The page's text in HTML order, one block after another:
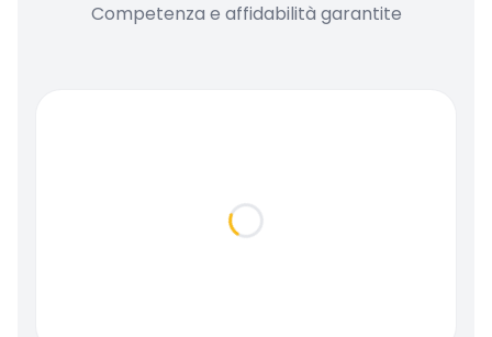
Competenza e affidabilità garantite
Loading...